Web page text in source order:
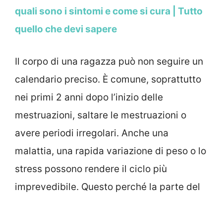
quali sono i sintomi e come si cura | Tutto
quello che devi sapere
Il corpo di una ragazza può non seguire un
calendario preciso. È comune, soprattutto
nei primi 2 anni dopo l’inizio delle
mestruazioni, saltare le mestruazioni o
avere periodi irregolari. Anche una
malattia, una rapida variazione di peso o lo
stress possono rendere il ciclo più
imprevedibile. Questo perché la parte del